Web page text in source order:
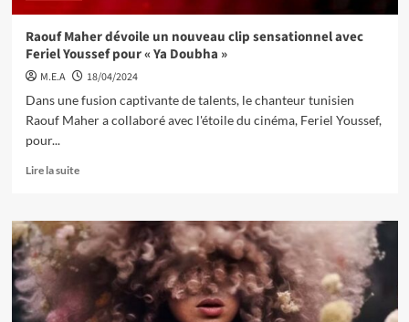
Raouf Maher dévoile un nouveau clip sensationnel avec
Feriel Youssef pour « Ya Doubha »
M.E.A
18/04/2024
Dans une fusion captivante de talents, le chanteur tunisien
Raouf Maher a collaboré avec l'étoile du cinéma, Feriel Youssef,
pour...
Lire la suite